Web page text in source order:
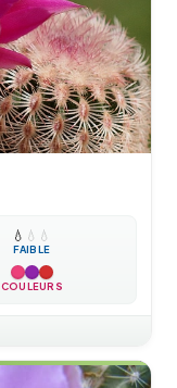
💧 💧 💧
FAIBLE
COULEURS